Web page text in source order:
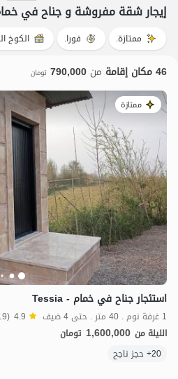
إيجار شقة مفروشة و جناح في
ممتازة. فورا. الكوخ
46 مكان إقامة من 790,000 تومان
ممتازة
استئجار جناح في خمام - Tessia
1 غرفة نوم . 40 متر . حتى 4 ضيف 4.9 (19 تعليق)
الليلة من 1,600,000 تومان
20+ حجز ناجح